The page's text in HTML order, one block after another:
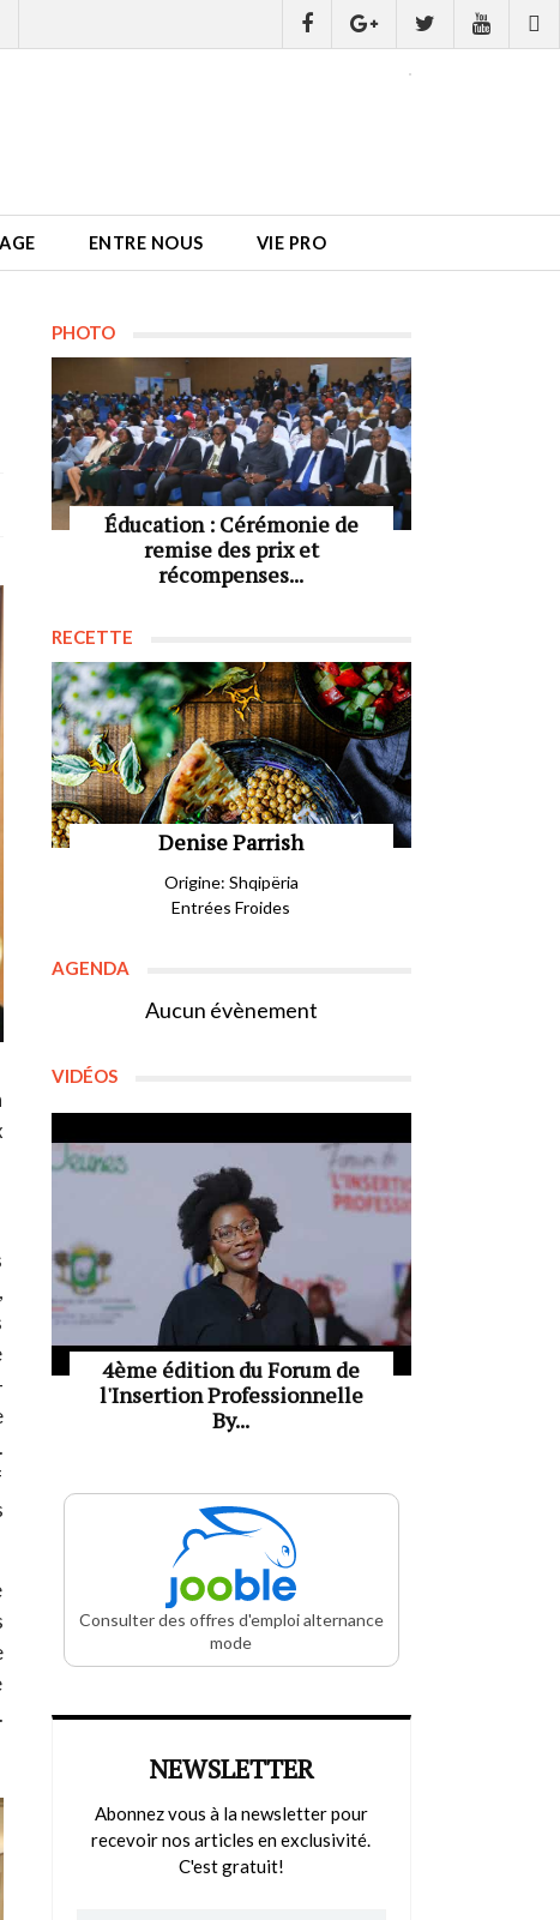
ENTRE NOUS VIE PRO
PHOTO
Éducation : Cérémonie de
remise des prix et
récompenses...
RECETTE
Denise Parrish
Origine: Shqipëria
Entrées Froides
AGENDA
Aucun évènement
VIDÉOS
4ème édition du Forum de
l'Insertion Professionnelle
By...
Consulter des offres d'emploi alternance
mode
NEWSLETTER
Abonnez vous à la newsletter pour
recevoir nos articles en exclusivité.
C'est gratuit!